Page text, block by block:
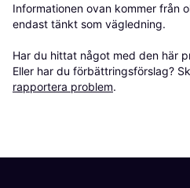
Informationen ovan kommer från
endast tänkt som vägledning.
Har du hittat något med den här
Eller har du förbättringsförslag?
rapportera problem.